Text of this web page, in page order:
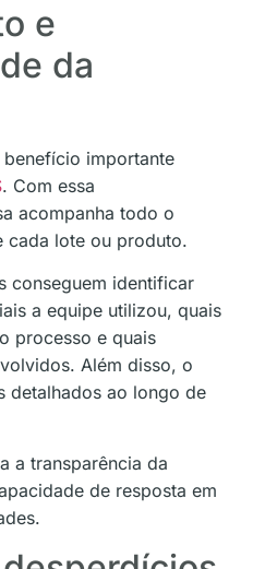
e
da
importante
. Com essa
acompanha todo o
cada lote ou produto.
conseguem identificar
a equipe utilizou, quais
processo e quais
Além disso, o
detalhados ao longo de
a transparência da
de resposta em